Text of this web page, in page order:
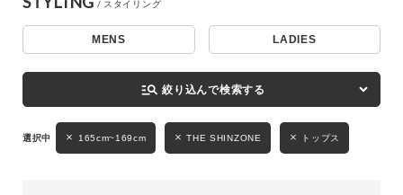
KIDS
MENS LADIES
manage_search 絞り込んで検索する
165cm~169cm THE SHINZONE トップス